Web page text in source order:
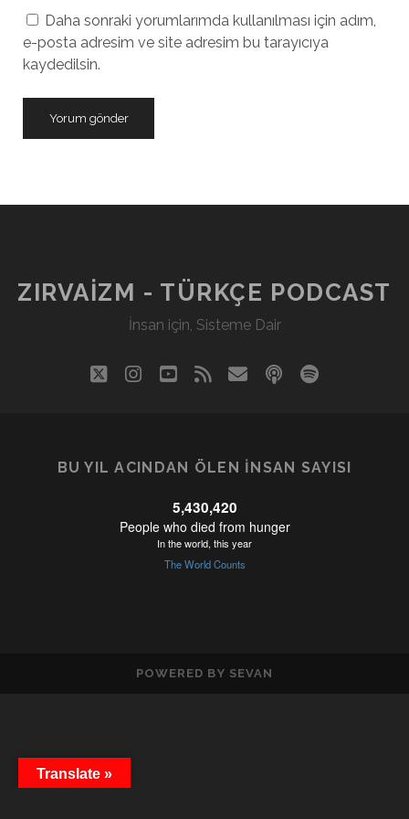
Daha sonraki yorumlarımda kullanılması için adım,
e-posta adresim ve site adresim bu tarayıcıya
kaydedilsin.
ZIRVAIZM - TÜRKÇE PODCAST
İnsan için, Sisteme Dair
twitterinstagram
youtube
rss epostapodcastspotify
BU YIL ACINDAN ÖLEN İNSAN SAYISI
POWERED BY SEVAN
Translate »